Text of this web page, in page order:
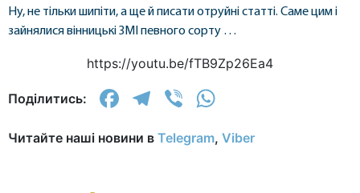
Ну, не тільки шипіти, а ще й писати отруйні статті. Саме цим і
зайнялися вінницькі ЗМІ певного сорту …
https://youtu.be/fTB9Zp26Ea4
Поділитись: Facebook
Telegram
Viber
Читайте наші новини в Telegram, Viber